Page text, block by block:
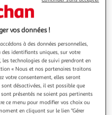
vos données !
à des données personnelles,
identifiants uniques, sur votre
les technologies de suivi prendront en
« Nous et nos partenaires traitons
votre consentement, elles seront
désactivées, il est possible que
présentés ne soient pas pertinents
ce menu pour modifier vos choix ou
en cliquant sur le lien "Gérer